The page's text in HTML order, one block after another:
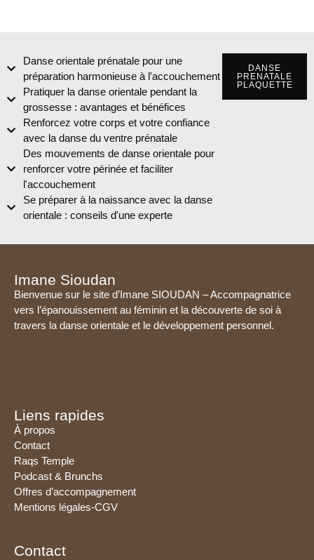
Danse orientale prénatale pour une
préparation harmonieuse à l'accouchement
Pratiquer la danse orientale pendant la
grossesse : avantages et bénéfices
Renforcez votre corps et votre confiance
avec la danse du ventre prénatale
Des mouvements de danse orientale pour
renforcer votre périnée et faciliter
l'accouchement
Se préparer à la naissance avec la danse
orientale : conseils d'une experte
DANSE
PRENATALE
PLAQUETTE
Imane Sioudan
Bienvenue sur le site d’Imane SIOUDAN – Accompagnatrice
vers l’épanouissement au féminin et la découverte de soi à
travers la danse orientale et le développement personnel.
Liens rapides
À propos
Contact
Raqs Temple
Podcast & Brunchs
Offres d’accompagnement
Mentions légales-CGV
Contact